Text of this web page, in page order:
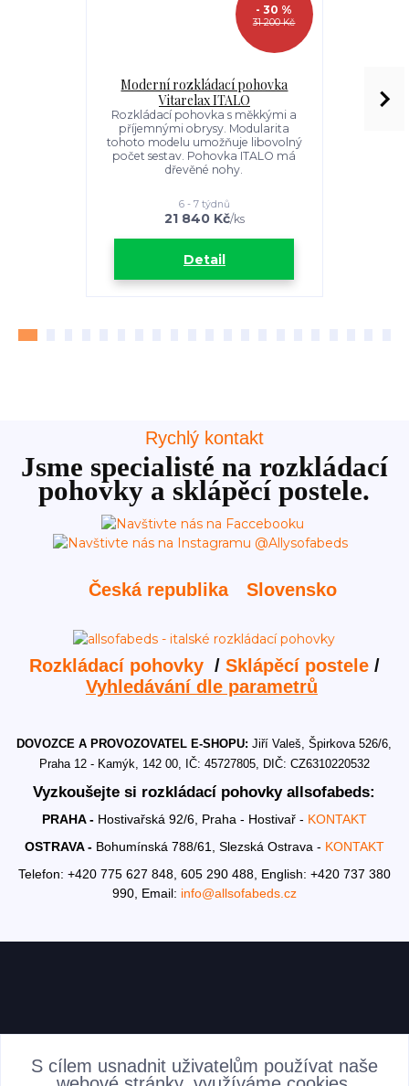
31 200 Kč
- 30 %
Moderní rozkládací pohovka
Vitarelax ITALO
Rozkládací pohovka s měkkými a
příjemnými obrysy. Modularita
tohoto modelu umožňuje libovolný
počet sestav. Pohovka ITALO má
dřevěné nohy.
21 840 Kč/ks
6 - 7 týdnů
Detail
Rychlý kontakt
Jsme specialisté na rozkládací
pohovky a sklápěcí postele.
Česká republika Slovensko
Rozkládací pohovky / Sklápěcí postele/
Vyhledávání dle parametrů
DOVOZCE A PROVOZOVATEL E-SHOPU:Jiří Valeš, Špirkova 526/6,
Praha 12 - Kamýk, 142 00, IČ: 45727805, DIČ: CZ6310220532
Vyzkoušejte si rozkládací pohovky allsofabeds:
PRAHA - Hostivařská 92/6, Praha - Hostivař - KONTAKT
OSTRAVA - Bohumínská 788/61, Slezská Ostrava - KONTAKT
Telefon: +420 775 627 848, 605 290 488, English: +420 737 380
990, Email: info@allsofabeds.cz
AKTUALITY
S cílem usnadnit uživatelům používat naše